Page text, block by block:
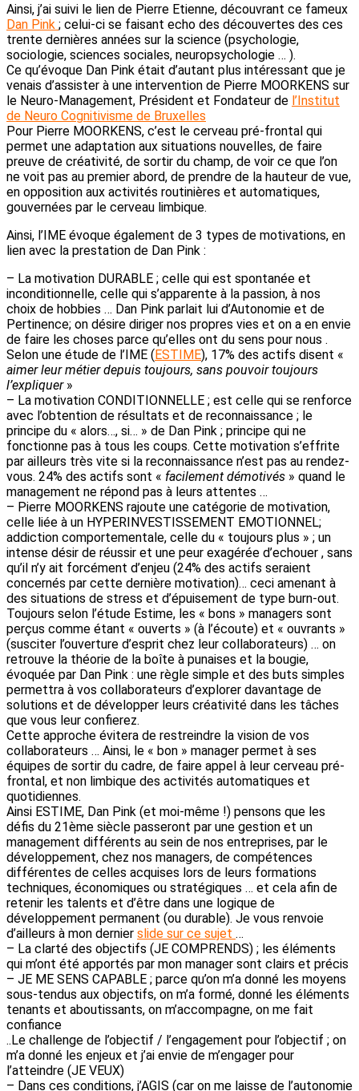
Ainsi, j’ai suivi le lien de Pierre Etienne, découvrant ce fameux
Dan Pink ; celui-ci se faisant echo des découvertes des ces
trente dernières années sur la science (psychologie,
sociologie, sciences sociales, neuropsychologie … ).
Ce qu’évoque Dan Pink était d’autant plus intéressant que je
venais d’assister à une intervention de Pierre MOORKENS sur
le Neuro-Management, Président et Fondateur de l’Institut
de Neuro Cognitivisme de Bruxelles
Pour Pierre MOORKENS, c’est le cerveau pré-frontal qui
permet une adaptation aux situations nouvelles, de faire
preuve de créativité, de sortir du champ, de voir ce que l’on
ne voit pas au premier abord, de prendre de la hauteur de vue,
en opposition aux activités routinières et automatiques,
gouvernées par le cerveau limbique.
Ainsi, l’IME évoque également de 3 types de motivations, en
lien avec la prestation de Dan Pink :
– La motivation DURABLE ; celle qui est spontanée et
inconditionnelle, celle qui s’apparente à la passion, à nos
choix de hobbies … Dan Pink parlait lui d’Autonomie et de
Pertinence; on désire diriger nos propres vies et on a en envie
de faire les choses parce qu’elles ont du sens pour nous .
Selon une étude de l’IME (ESTIME), 17% des actifs disent «
aimer leur métier depuis toujours, sans pouvoir toujours
l’expliquer»
– La motivation CONDITIONNELLE ; est celle qui se renforce
avec l’obtention de résultats et de reconnaissance ; le
principe du « alors…, si… » de Dan Pink ; principe qui ne
fonctionne pas à tous les coups. Cette motivation s’effrite
par ailleurs très vite si la reconnaissance n’est pas au rendez-
vous. 24% des actifs sont « facilement démotivés » quand le
management ne répond pas à leurs attentes …
– Pierre MOORKENS rajoute une catégorie de motivation,
celle liée à un HYPERINVESTISSEMENT EMOTIONNEL;
addiction comportementale, celle du « toujours plus » ; un
intense désir de réussir et une peur exagérée d’echouer , sans
qu’il n’y ait forcément d’enjeu (24% des actifs seraient
concernés par cette dernière motivation)… ceci amenant à
des situations de stress et d’épuisement de type burn-out.
Toujours selon l’étude Estime, les « bons » managers sont
perçus comme étant « ouverts » (à l’écoute) et « ouvrants »
(susciter l’ouverture d’esprit chez leur collaborateurs) … on
retrouve la théorie de la boîte à punaises et la bougie,
évoquée par Dan Pink : une règle simple et des buts simples
permettra à vos collaborateurs d’explorer davantage de
solutions et de développer leurs créativité dans les tâches
que vous leur confierez.
Cette approche évitera de restreindre la vision de vos
collaborateurs … Ainsi, le « bon » manager permet à ses
équipes de sortir du cadre, de faire appel à leur cerveau pré-
frontal, et non limbique des activités automatiques et
quotidiennes.
Ainsi ESTIME, Dan Pink (et moi-même !) pensons que les
défis du 21ème siècle passeront par une gestion et un
management différents au sein de nos entreprises, par le
développement, chez nos managers, de compétences
différentes de celles acquises lors de leurs formations
techniques, économiques ou stratégiques … et cela afin de
retenir les talents et d’être dans une logique de
développement permanent (ou durable). Je vous renvoie
d’ailleurs à mon dernier slide sur ce sujet …
– La clarté des objectifs (JE COMPRENDS) ; les éléments
qui m’ont été apportés par mon manager sont clairs et précis
– JE ME SENS CAPABLE ; parce qu’on m’a donné les moyens
sous-tendus aux objectifs, on m’a formé, donné les éléments
tenants et aboutissants, on m’accompagne, on me fait
confiance
..Le challenge de l’objectif / l’engagement pour l’objectif ; on
m’a donné les enjeux et j’ai envie de m’engager pour
l’atteindre (JE VEUX)
– Dans ces conditions, j’AGIS (car on me laisse de l’autonomie